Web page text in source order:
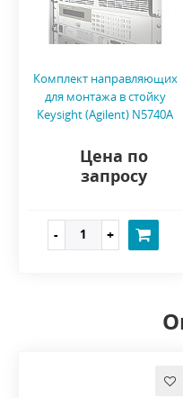
Комплект направляющих
для монтажа в стойку
Keysight (Agilent) N5740A
Цена по
запросу